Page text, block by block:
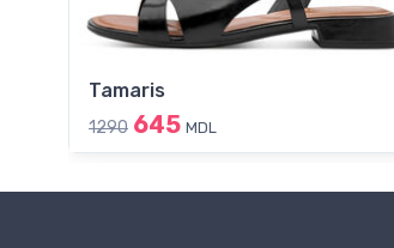
Tamaris
1290 645 MDL